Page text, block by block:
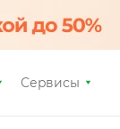
Сервисы